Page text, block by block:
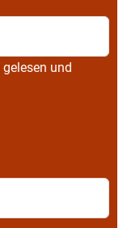
gelesen und